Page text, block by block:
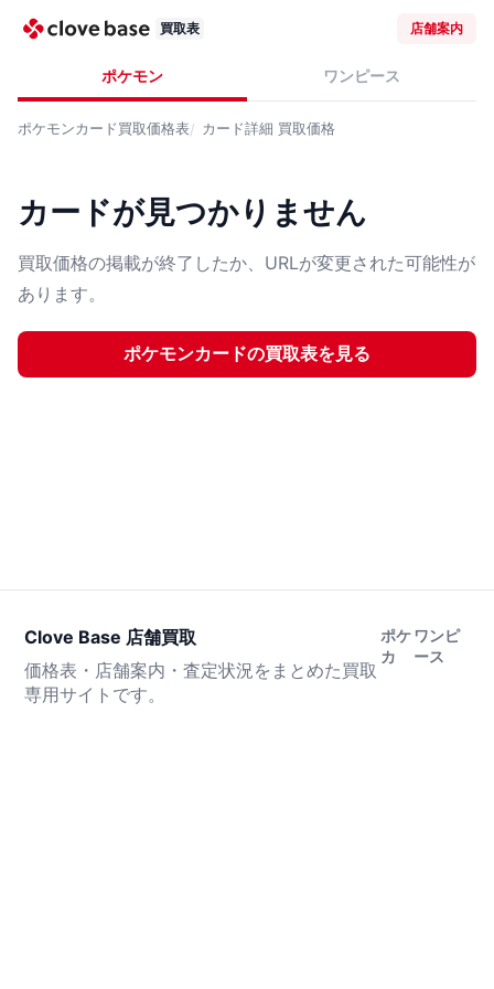
買取表 店舗案内
ポケモン ワンピース
ポケモンカード買取価格表 カード詳細 買取価格
カードが見つかりません
買取価格の掲載が終了したか、URLが変更された可能性が
あります。
ポケモンカードの買取表を見る
Clove Base 店舗買取
価格表・店舗案内・査定状況をまとめた買取
専用サイトです。
ポケ
カ
ワンピ
ース